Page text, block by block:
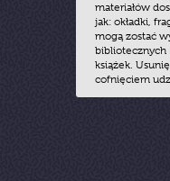
materiałów
jak: okładki,
mogą zostać
bibliotecznych
książek.
cofnięciem